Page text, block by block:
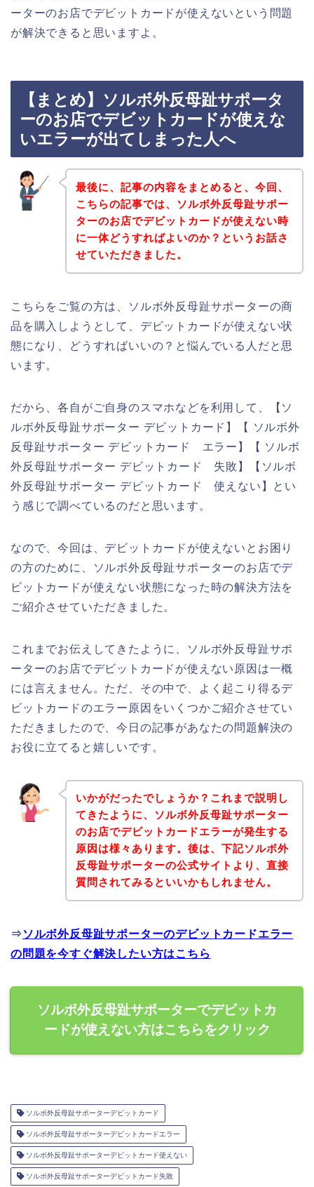
ーターのお店でデビットカードが使えないという問題
が解決できると思いますよ。
【まとめ】ソルボ外反母趾サポータ
ーのお店でデビットカードが使えな
いエラーが出てしまった人へ
最後に、記事の内容をまとめると、今回、
こちらの記事では、ソルボ外反母趾サポー
ターのお店でデビットカードが使えない時
に一体どうすればよいのか？というお話さ
せていただきました。
こちらをご覧の方は、ソルボ外反母趾サポーターの商
品を購入しようとして、デビットカードが使えない状
態になり、どうすればいいの？と悩んでいる人だと思
います。
だから、各自がご自身のスマホなどを利用して、【ソ
ルボ外反母趾サポーター デビットカード】【 ソルボ外
反母趾サポーター デビットカード エラー】【 ソルボ
外反母趾サポーター デビットカード 失敗】【ソルボ
外反母趾サポーター デビットカード 使えない】とい
う感じで調べているのだと思います。
なので、今回は、デビットカードが使えないとお困り
の方のために、ソルボ外反母趾サポーターのお店でデ
ビットカードが使えない状態になった時の解決方法を
ご紹介させていただきました。
これまでお伝えしてきたように、ソルボ外反母趾サポ
ーターのお店でデビットカードが使えない原因は一概
には言えません。ただ、その中で、よく起こり得るデ
ビットカードのエラー原因をいくつかご紹介させてい
ただきましたので、今日の記事があなたの問題解決の
お役に立てると嬉しいです。
いかがだったでしょうか？これまで説明し
てきたように、ソルボ外反母趾サポーター
のお店でデビットカードエラーが発生する
原因は様々あります。後は、下記ソルボ外
反母趾サポーターの公式サイトより、直接
質問されてみるといいかもしれません。
⇒ ソルボ外反母趾サポーターのデビットカードエラー
の問題を今すぐ解決したい方はこちら
ソルボ外反母趾サポーターでデビットカ
ードが使えない方はこちらをクリック
ソルボ外反母趾サポーターデビットカード
ソルボ外反母趾サポーターデビットカードエラー
ソルボ外反母趾サポーターデビットカード使えない
ソルボ外反母趾サポーターデビットカード失敗